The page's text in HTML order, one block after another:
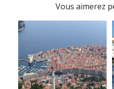
Vous aimerez